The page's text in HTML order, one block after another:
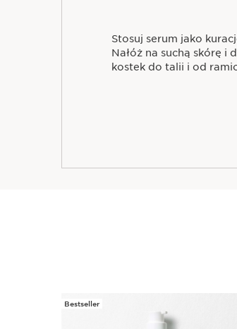
Stosuj serum jako
Nałóż na suchą skórę i
kostek do talii i od
PRZEJDŹ DO TREŚCI
Bestseller